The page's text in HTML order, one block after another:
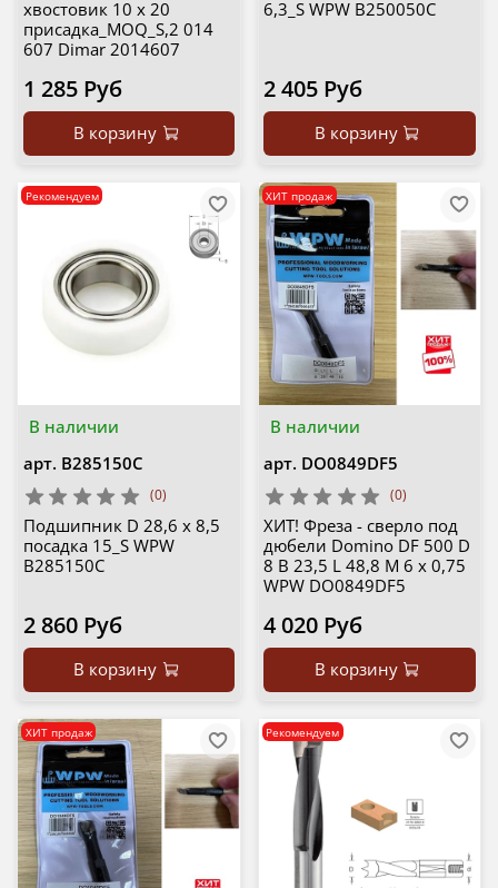
хвостовик 10 x 20
присадка_MOQ_S,2 014
607 Dimar 2014607
1 285 Руб
В корзину
6,3_S WPW B250050C
2 405 Руб
В корзину
В наличии
Рекомендуем
арт. B285150C
(0)
Подшипник D 28,6 x 8,5
посадка 15_S WPW
B285150C
2 860 Руб
В корзину
В наличии
ХИТ продаж
арт. DO0849DF5
(0)
ХИТ! Фреза - сверло под
дюбели Domino DF 500 D
8 B 23,5 L 48,8 M 6 х 0,75
WPW DO0849DF5
4 020 Руб
В корзину
ХИТ продаж Рекомендуем